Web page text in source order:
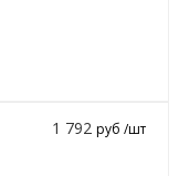
1 792руб /шт